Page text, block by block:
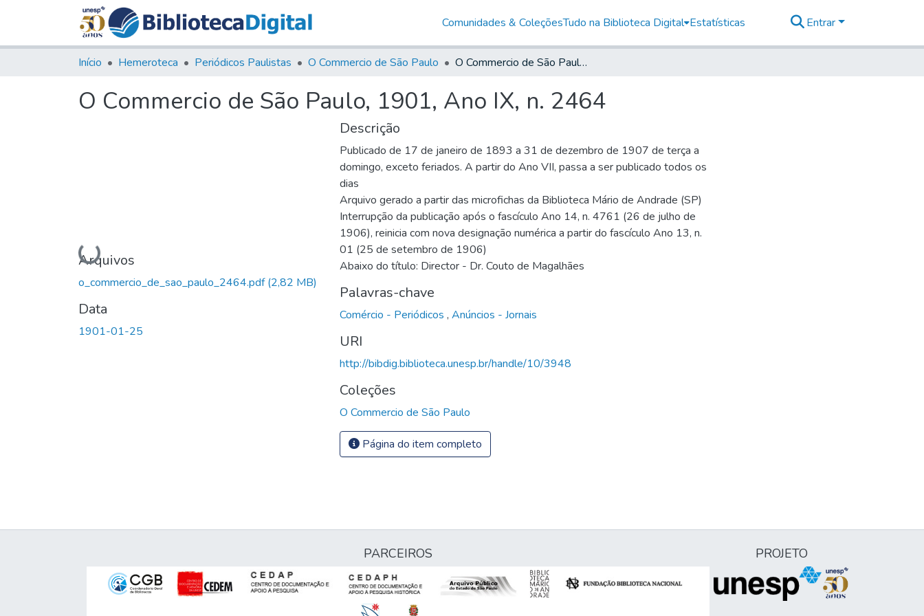
Comunidades & ColeçõesTudo na Biblioteca Digital Estatísticas Entrar
Início Hemeroteca Periódicos Paulistas O Commercio de São Paulo O Commercio de São Paulo, 1901, Ano IX, n. 2464
O Commercio de São Paulo, 1901, Ano IX, n. 2464
Carregando...
Arquivos
o_commercio_de_sao_paulo_2464.pdf(2,82 MB)
Data
1901-01-25
Descrição
Publicado de 17 de janeiro de 1893 a 31 de dezembro de 1907 de terça a
domingo, exceto feriados. A partir do Ano VII, passa a ser publicado todos os
dias
Arquivo gerado a partir das microfichas da Biblioteca Mário de Andrade (SP)
Interrupção da publicação após o fascículo Ano 14, n. 4761 (26 de julho de
1906), reinicia com nova designação numérica a partir do fascículo Ano 13, n.
01 (25 de setembro de 1906)
Abaixo do título: Director - Dr. Couto de Magalhães
Palavras-chave
Comércio - Periódicos , Anúncios - Jornais
URI
http://bibdig.biblioteca.unesp.br/handle/10/3948
Coleções
O Commercio de São Paulo
Página do item completo
PARCEIROS PROJETO